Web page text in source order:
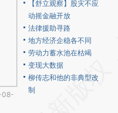
08-
【舒立观察】股灾不应
动摇金融开放
法律援助寻路
地方经济企稳各不同
劳动力蓄水池在枯竭
变现大数据
柳传志和他的非典型改
制